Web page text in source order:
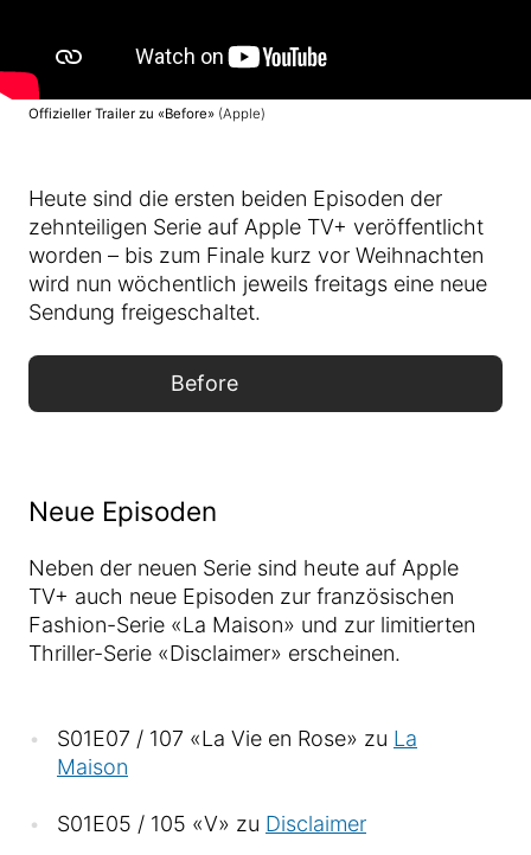
Offizieller Trailer zu «Before» (Apple)
Heute sind die ersten beiden Episoden der
zehnteiligen Serie auf Apple TV+ veröffentlicht
worden – bis zum Finale kurz vor Weihnachten
wird nun wöchentlich jeweils freitags eine neue
Sendung freigeschaltet.
Before
Neue Episoden
Neben der neuen Serie sind heute auf Apple
TV+ auch neue Episoden zur französischen
Fashion-Serie «La Maison» und zur limitierten
Thriller-Serie «Disclaimer» erscheinen.
S01E07 / 107 «La Vie en Rose» zu La
Maison
S01E05 / 105 «V» zu Disclaimer